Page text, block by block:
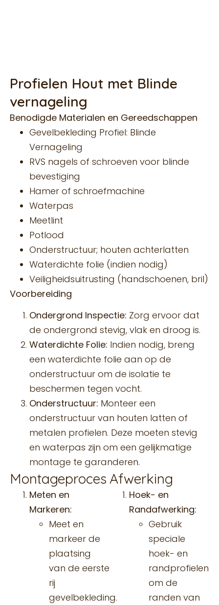
Profielen Hout met Blinde
vernageling
Benodigde Materialen en Gereedschappen
Gevelbekleding Profiel: Blinde
Vernageling
RVS nagels of schroeven voor blinde
bevestiging
Hamer of schroefmachine
Waterpas
Meetlint
Potlood
Onderstructuur; houten achterlatten
Waterdichte folie (indien nodig)
Veiligheidsuitrusting (handschoenen, bril)
Voorbereiding
Ondergrond Inspectie: Zorg ervoor dat
de ondergrond stevig, vlak en droog is.
Waterdichte Folie: Indien nodig, breng
een waterdichte folie aan op de
onderstructuur om de isolatie te
beschermen tegen vocht.
Onderstructuur: Monteer een
onderstructuur van houten latten of
metalen profielen. Deze moeten stevig
en waterpas zijn om een gelijkmatige
montage te garanderen.
Montageproces
Meten en
Markeren:
Meet en
markeer de
plaatsing
van de eerste
rij
gevelbekleding.
Afwerking
Hoek- en
Randafwerking:
Gebruik
speciale
hoek- en
randprofielen
om de
randen van